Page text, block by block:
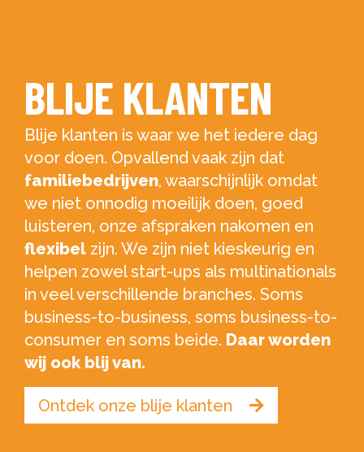
BLIJE KLANTEN
Blije klanten is waar we het iedere dag
voor doen. Opvallend vaak zijn dat
familiebedrijven, waarschijnlijk omdat
we niet onnodig moeilijk doen, goed
luisteren, onze afspraken nakomen en
flexibel zijn. We zijn niet kieskeurig en
helpen zowel start-ups als multinationals
in veel verschillende branches. Soms
business-to-business, soms business-to-
consumer en soms beide. Daar worden
wij ook blij van.
Ontdek onze blije klanten